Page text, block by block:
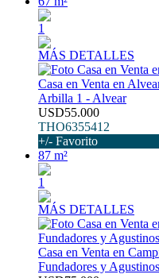
1
MÁS DETALLES
Casa en Venta en
Arbilla 1 - Alvear
USD55.000
THO6355412
+/- Favorito
87 m²
1
MÁS DETALLES
Casa en Venta en
Fundadores y Agustinos